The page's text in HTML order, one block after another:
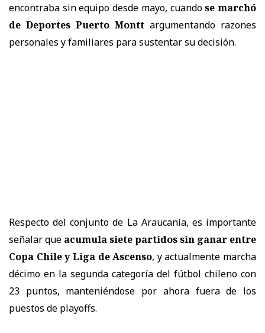
encontraba sin equipo desde mayo, cuandose marchó
de Deportes Puerto Montt argumentando razones
personales y familiares para sustentar su decisión.
Respecto del conjunto de La Araucanía, es importante
señalar que acumula siete partidos sin ganar entre
Copa Chile y Liga de Ascenso, y actualmente marcha
décimo en la segunda categoría del fútbol chileno con
23 puntos, manteniéndose por ahora fuera de los
puestos de playoffs.